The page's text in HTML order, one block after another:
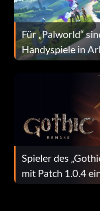
Für „Palworld“
Handyspiele in
dafür.
Spieler des
mit Patch 1.0.4